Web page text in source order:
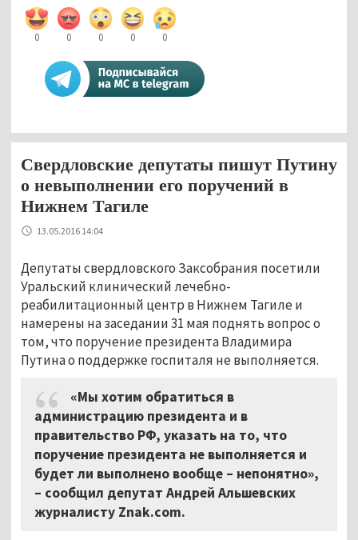
0 0 0 0 0
Свердловские депутаты пишут Путину
о невыполнении его поручений в
Нижнем Тагиле
13.05.2016 14:04
Депутаты свердловского Заксобрания посетили
Уральский клинический лечебно-
реабилитационный центр в Нижнем Тагиле и
намерены на заседании 31 мая поднять вопрос о
том, что поручение президента Владимира
Путина о поддержке госпиталя не выполняется.
«Мы хотим обратиться в
администрацию президента и в
правительство РФ, указать на то, что
поручение президента не выполняется и
будет ли выполнено вообще – непонятно»,
– сообщил депутат Андрей Альшевских
журналисту Znak.com.